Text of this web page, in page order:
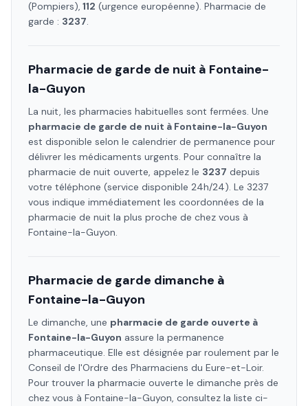
(Pompiers), 112 (urgence européenne). Pharmacie de
garde : 3237.
Pharmacie de garde de nuit à Fontaine-
la-Guyon
La nuit, les pharmacies habituelles sont fermées. Une
pharmacie de garde de nuit à Fontaine-la-Guyon
est disponible selon le calendrier de permanence pour
délivrer les médicaments urgents. Pour connaître la
pharmacie de nuit ouverte, appelez le 3237 depuis
votre téléphone (service disponible 24h/24). Le 3237
vous indique immédiatement les coordonnées de la
pharmacie de nuit la plus proche de chez vous à
Fontaine-la-Guyon.
Pharmacie de garde dimanche à
Fontaine-la-Guyon
Le dimanche, une pharmacie de garde ouverte à
Fontaine-la-Guyon assure la permanence
pharmaceutique. Elle est désignée par roulement par le
Conseil de l'Ordre des Pharmaciens du Eure-et-Loir.
Pour trouver la pharmacie ouverte le dimanche près de
chez vous à Fontaine-la-Guyon, consultez la liste ci-